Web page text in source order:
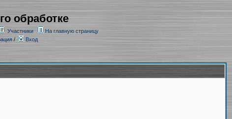
обработке
Участники
На главную страницу
/ Вход